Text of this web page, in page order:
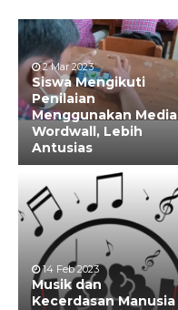
2 Mar 2023
Siswa Mengikuti
Penilaian
Menggunakan Media
Wordwall, Lebih
Antusias
14 Feb 2023
Musik dan
Kecerdasan Manusia